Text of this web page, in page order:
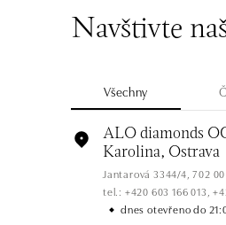
Navštivte
Všechny
ALO diamonds
Karolina, Ostrava
Jantarová 3344/4, 702
tel.: +420 603 166 013,
dnes otevřeno do